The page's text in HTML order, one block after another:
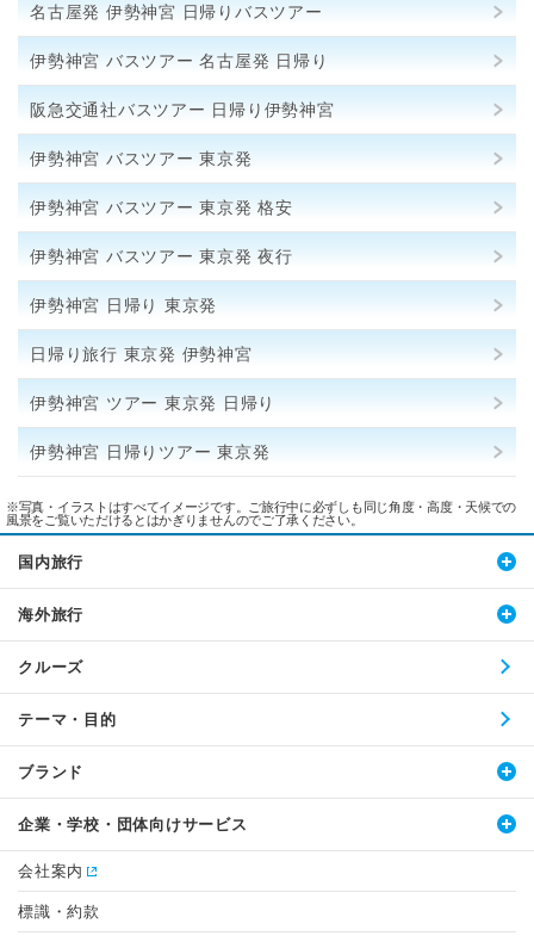
名古屋発 伊勢神宮 日帰りバスツアー
伊勢神宮 バスツアー 名古屋発 日帰り
阪急交通社バスツアー 日帰り伊勢神宮
伊勢神宮 バスツアー 東京発
伊勢神宮 バスツアー 東京発 格安
伊勢神宮 バスツアー 東京発 夜行
伊勢神宮 日帰り 東京発
日帰り旅行 東京発 伊勢神宮
伊勢神宮 ツアー 東京発 日帰り
伊勢神宮 日帰りツアー 東京発
※写真・イラストはすべてイメージです。ご旅行中に必ずしも同じ角度・高度・天候での
風景をご覧いただけるとはかぎりませんのでご了承ください。
国内旅行
海外旅行
クルーズ
テーマ・目的
ブランド
企業・学校・団体向けサービス
会社案内
標識・約款